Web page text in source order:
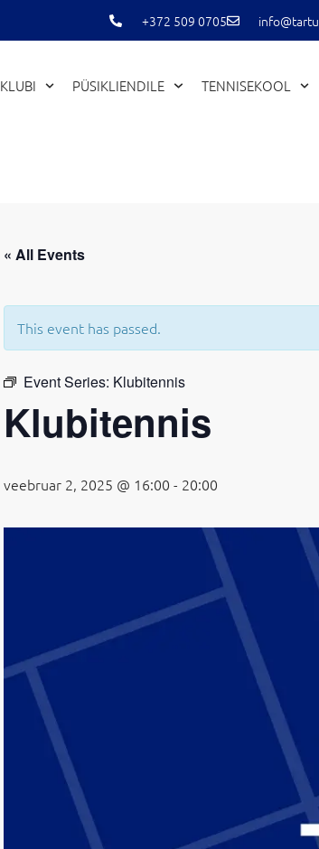
+372 509 0705
KLUBI PÜSIKLIENDILE TENNISEKOOL
« All Events
This event has passed.
Event Series: Klubitennis
Klubitennis
veebruar 2, 2025 @ 16:00 - 20:00